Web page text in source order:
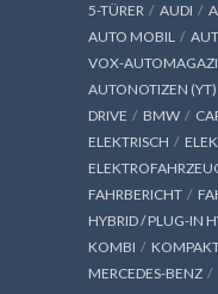
5-TÜRER AUDI
AUTO MOBIL
VOX-
AUTONOTIZEN (YT)
DRIVE
BMW
ELEKTRISCH
FAHRBERICHT
HYBRID / PLUG-IN
KOMBI
MERCEDES-BENZ